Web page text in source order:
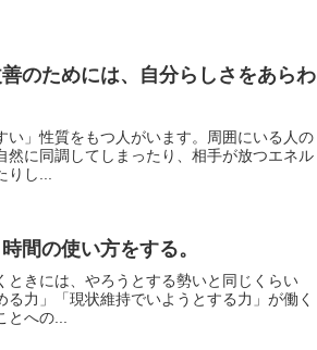
のためには、自分らしさをあらわ
い」性質をもつ人がいます。周囲にいる人の
然に同調してしまったり、相手が放つエネル
りし...
間の使い方をする。
ときには、やろうとする勢いと同じくらい
る力」「現状維持でいようとする力」が働く
への...